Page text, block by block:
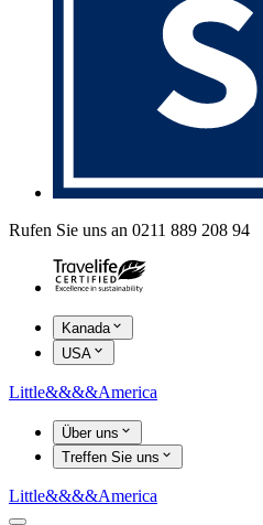
Rufen Sie uns an 0211 889 208 94
Kanada
USA
Little&&&&America
Über uns
Treffen Sie uns
Little&&&&America